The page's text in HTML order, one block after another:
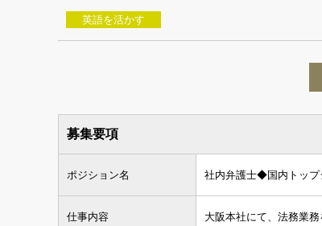
英語を活かす
募集要項
ポジション名 社内弁護士◆国内トッ
仕事内容 大阪本社にて、法務業務